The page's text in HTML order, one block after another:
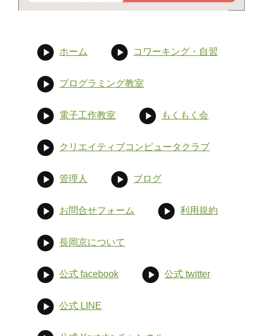
ホーム コワーキング・自習
プログラミング教室
電子工作教室 もくもく会
クリエイティブコンピュータクラブ
管理人 ブログ
お問合せフォーム 利用規約
長岡京について
公式 facebook 公式 twitter
公式 LINE